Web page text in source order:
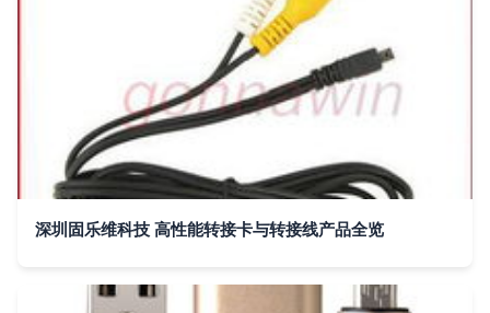
深圳固乐维科技 高性能转接卡与转接线产品全览